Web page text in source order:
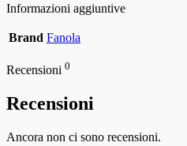
Informazioni aggiuntive
Brand Fanola
Recensioni 0
Recensioni
Ancora non ci sono recensioni.